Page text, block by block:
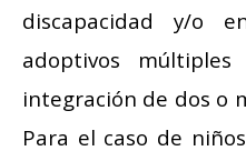
discapacidad y/o
adoptivos
integración de dos o
Para el caso de